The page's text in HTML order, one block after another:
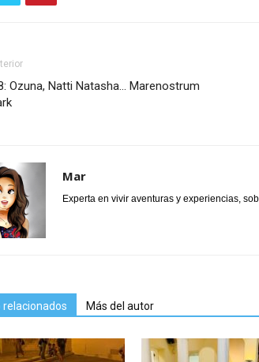
Ozuna, Natti Natasha… Marenostrum
Mar
Experta en vivir aventuras y experiencias,
Más del autor